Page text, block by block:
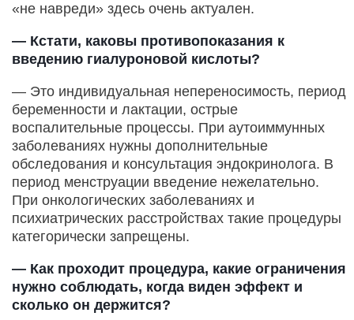
«не навреди» здесь очень актуален.
— Кстати, каковы противопоказания к
введению гиалуроновой кислоты?
— Это индивидуальная непереносимость, период
беременности и лактации, острые
воспалительные процессы. При аутоиммунных
заболеваниях нужны дополнительные
обследования и консультация эндокринолога. В
период менструации введение нежелательно.
При онкологических заболеваниях и
психиатрических расстройствах такие процедуры
категорически запрещены.
— Как проходит процедура, какие ограничения
нужно соблюдать, когда виден эффект и
сколько он держится?